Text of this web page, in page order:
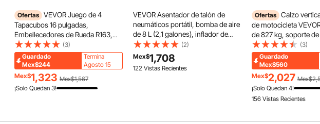
Ofertas VEVOR Juego de 4
Tapacubos 16 pulgadas,
Embellecedores de Rueda R163,
Tapacubos Universales de 10
Radios de ABS, Resistente y
Duradero, para Llantas de Hyundai,
Chevrolet, Ford, Honda, Plata y
Negro
(3)
Guardado
Mex$244
Termina
Agosto 15
Mex$1,323 Mex$1,567
¡Solo Quedan 3!
VEVOR Asentador de talón de
neumáticos portátil, bomba de aire
de 8 L (2,1 galones), inflador de
neumáticos manual, presión de
funcionamiento de 87 a 116 PSI,
inflador de asiento con gatillo para
automóviles, SUV compactos,
(2)
Mex$1,708
122 Vistas Recientes
Ofertas Calzo
de motocicleta
de 827 kg, soporte
resistente para rueda
motocicleta con 6
ajustables, para
todoterreno de 38 a
pulgadas) y
(3)
Guardado
Mex$560
Mex$2,027
¡Solo Quedan 4!
156 Vistas Recientes